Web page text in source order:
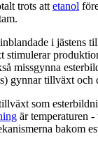
trots att etanol
i jästens
missgynna
gynnar tillväxt och
som
är temperaturen
bakom